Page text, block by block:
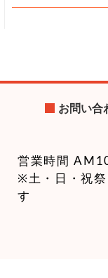
お問い合
営業時間
※土・日・祝
す